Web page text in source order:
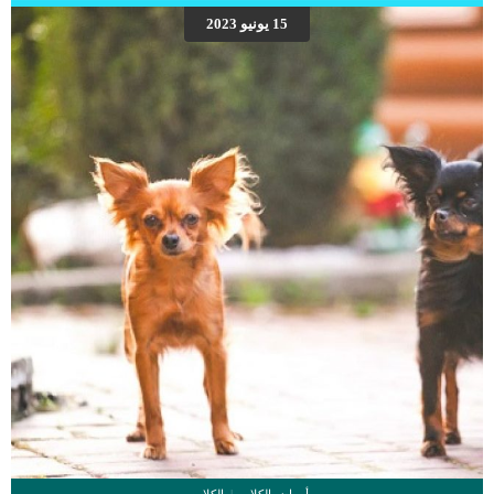
وأغشية الفم وذمة في الساقين اى تورم والتي قد تشكل حفرًا عند الضغط عليها بالإصبع
حكة في الجلد تقرحات الجلد قلة الشهية اكتئاب ارتفاع درجة حرارة الجسم اقرا ايضا:
الطبقات الدهنية تحت الجلد عند الكلاب الاسباب الكامنة خلف التهابات الاوعية الدموية فى
الجلد عند الكلب تفاعل دوائي سلبى تفاعلات اللقاح السيئة حساسية الطعام نمو غير
15 يونيو 2023